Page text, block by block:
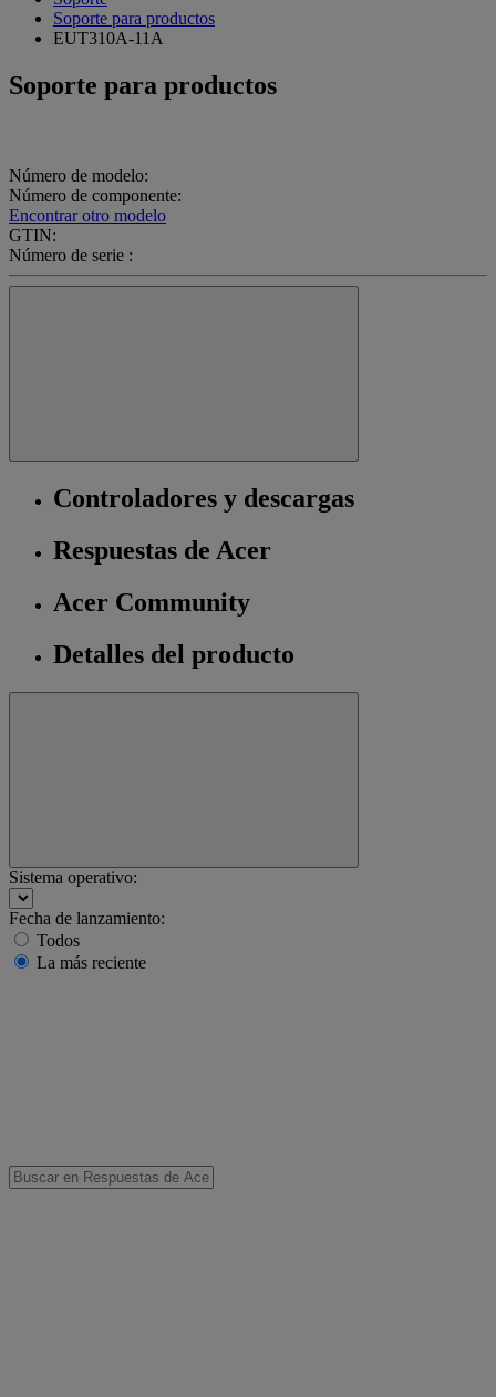
Soporte para productos
EUT310A-11A
Soporte para productos
Número de modelo:
Número de componente:
Encontrar otro modelo
GTIN:
Número de serie :
Controladores y descargas
Respuestas de Acer
Acer Community
Detalles del producto
Sistema operativo:
Fecha de lanzamiento:
Todos
La más reciente